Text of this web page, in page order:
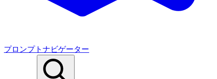
プロンプトナビゲーター